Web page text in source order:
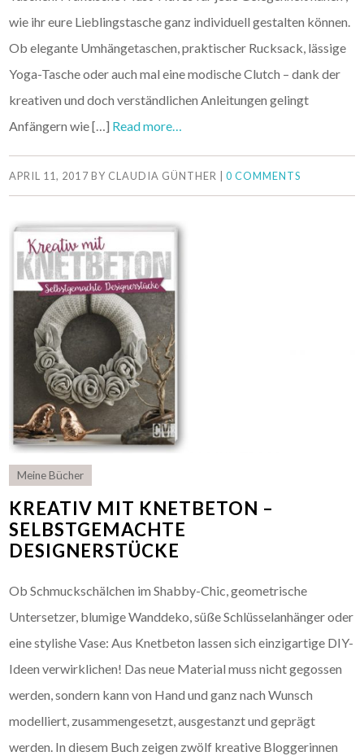
wie ihr eure Lieblingstasche ganz individuell gestalten können.
Ob elegante Umhängetaschen, praktischer Rucksack, lässige
Yoga-Tasche oder auch mal eine modische Clutch – dank der
kreativen und doch verständlichen Anleitungen gelingt
Anfängern wie […] Read more…
APRIL 11, 2017BY CLAUDIA GÜNTHER |0 COMMENTS
Meine Bücher
KREATIV MIT KNETBETON –
SELBSTGEMACHTE
DESIGNERSTÜCKE
Ob Schmuckschälchen im Shabby-Chic, geometrische
Untersetzer, blumige Wanddeko, süße Schlüsselanhänger oder
eine stylishe Vase: Aus Knetbeton lassen sich einzigartige DIY-
Ideen verwirklichen! Das neue Material muss nicht gegossen
werden, sondern kann von Hand und ganz nach Wunsch
modelliert, zusammengesetzt, ausgestanzt und geprägt
werden. In diesem Buch zeigen zwölf kreative Bloggerinnen